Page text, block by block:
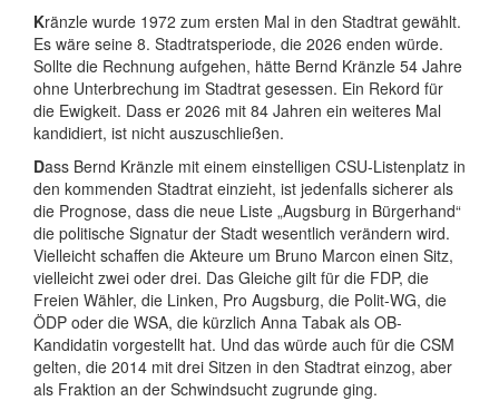
Kränzle wurde 1972 zum ersten Mal in den Stadtrat gewählt.
Es wäre seine 8. Stadtratsperiode, die 2026 enden würde.
Sollte die Rechnung aufgehen, hätte Bernd Kränzle 54 Jahre
ohne Unterbrechung im Stadtrat gesessen. Ein Rekord für
die Ewigkeit. Dass er 2026 mit 84 Jahren ein weiteres Mal
kandidiert, ist nicht auszuschließen.
Dass Bernd Kränzle mit einem einstelligen CSU-Listenplatz in
den kommenden Stadtrat einzieht, ist jedenfalls sicherer als
die Prognose, dass die neue Liste „Augsburg in Bürgerhand“
die politische Signatur der Stadt wesentlich verändern wird.
Vielleicht schaffen die Akteure um Bruno Marcon einen Sitz,
vielleicht zwei oder drei. Das Gleiche gilt für die FDP, die
Freien Wähler, die Linken, Pro Augsburg, die Polit-WG, die
ÖDP oder die WSA, die kürzlich Anna Tabak als OB-
Kandidatin vorgestellt hat. Und das würde auch für die CSM
gelten, die 2014 mit drei Sitzen in den Stadtrat einzog, aber
als Fraktion an der Schwindsucht zugrunde ging.